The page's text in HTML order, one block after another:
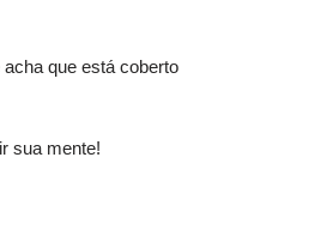
que está coberto
sua mente!